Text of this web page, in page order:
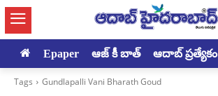
Epaper ఆజ్ కీ బాత్ ఆదాబ్ ప్రత్యేకం
Tags Gundlapalli Vani Bharath Goud